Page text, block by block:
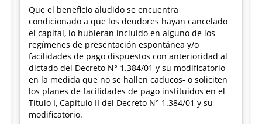
Que el beneficio aludido se encuentra
condicionado a que los deudores hayan cancelado
el capital, lo hubieran incluido en alguno de los
regímenes de presentación espontánea y/o
facilidades de pago dispuestos con anterioridad al
dictado del Decreto N° 1.384/01 y su modificatorio -
en la medida que no se hallen caducos- o soliciten
los planes de facilidades de pago instituidos en el
Título I, Capítulo II del Decreto N° 1.384/01 y su
modificatorio.